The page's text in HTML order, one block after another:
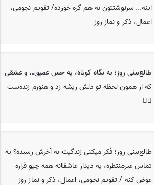
اینه... سرنوشتتون به هم گره خورده/ تقویم نجومی،
اعمال، ذکر و نماز روز
طالع‌بینی روز؛ یه نگاه کوتاه، یه حس عمیق… و عشقی
که از همون لحظه تو دلش ریشه زد و هنوزم زنده‌ست
❤️‍🔥
طالع‌بینی روز؛ فکر میکنی زندگیت به آخرش رسیده؟ یه
تماس غیرمنتظره‌، یه دیدار عاشقانه همه چیو قراره
عوض کنه / تقویم نجومی، اعمال، ذکر و نماز روز